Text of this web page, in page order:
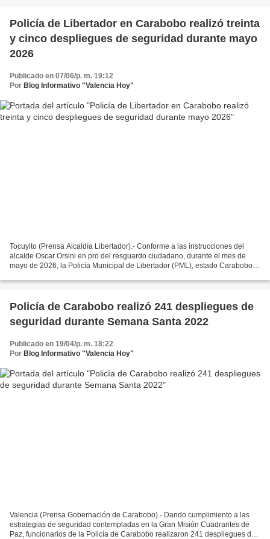
Policía de Libertador en Carabobo realizó treinta
y cinco despliegues de seguridad durante mayo
2026
Publicado en 07/06/p. m. 19:12
Por Blog Informativo "Valencia Hoy"
Tocuyito (Prensa Alcaldía Libertador).- Conforme a las instrucciones del
alcalde Oscar Orsini en pro del resguardo ciudadano, durante el mes de
mayo de 2026, la Policía Municipal de Libertador (PML), estado Carabobo,
Policía de Carabobo realizó 241 despliegues de
seguridad durante Semana Santa 2022
Publicado en 19/04/p. m. 18:22
Por Blog Informativo "Valencia Hoy"
Valencia (Prensa Gobernación de Carabobo).- Dando cumplimiento a las
estrategias de seguridad contempladas en la Gran Misión Cuadrantes de
Paz, funcionarios de la Policía de Carabobo realizaron 241 despliegues de